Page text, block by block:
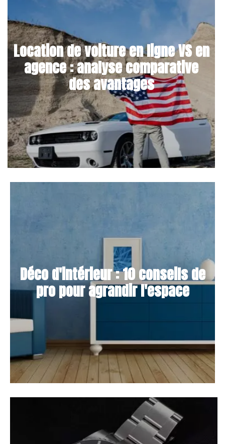
Location de voiture en ligne VS en
agence : analyse comparative
des avantages
Déco d'intérieur : 10 conseils de
pro pour agrandir l'espace